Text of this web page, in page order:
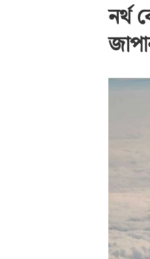
নর্থ